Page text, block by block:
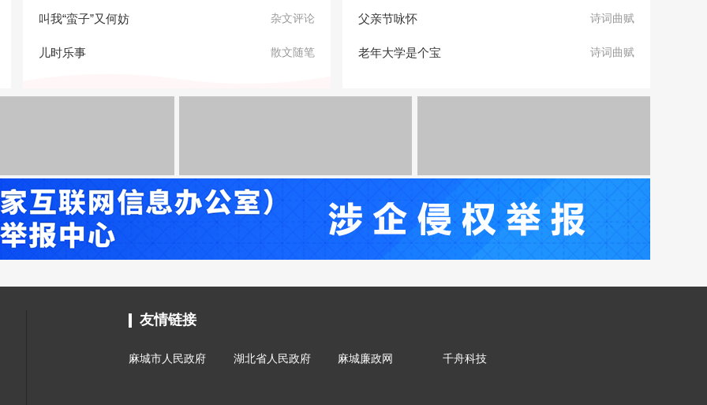
叫我“蛮子”又何妨 杂文评论
儿时乐事 散文随笔
父亲节咏怀 诗词曲赋
老年大学是个宝 诗词曲赋
友情链接
麻城市人民政府 湖北省人民政府 麻城廉政网 千舟科技